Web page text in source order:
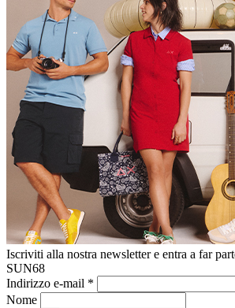
Iscriviti alla nostra newsletter e entra a far
SUN68
Indirizzo e-mail *
Nome